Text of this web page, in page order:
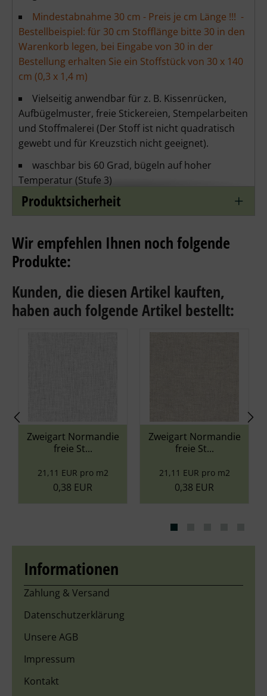
Mindestabnahme 30 cm - Preis je cm Länge !!! -
Bestellbeispiel: für 30 cm Stofflänge bitte 30 in den
Warenkorb legen, bei Eingabe von 30 in der
Bestellung erhalten Sie ein Stoffstück von 30 x 140
cm (0,3 x 1,4 m)
Vielseitig anwendbar für z. B. Kissenrücken,
Aufbügelmuster, freie Stickereien, Stempelarbeiten
und Stoffmalerei (Der Stoff ist nicht quadratisch
gewebt und für Kreuzstich nicht geeignet).
waschbar bis 60 Grad, bügeln auf hoher
Temperatur (Stufe 3)
Produktsicherheit
Wir empfehlen Ihnen noch folgende
Produkte:
Kunden, die diesen Artikel kauften,
haben auch folgende Artikel bestellt:
Zweigart Normandie
freie St...
21,11 EUR pro m2
0,38 EUR
Zweigart Normandie
freie St...
21,11 EUR pro m2
0,38 EUR
Informationen
Zahlung & Versand
Datenschutzerklärung
Unsere AGB
Impressum
Kontakt